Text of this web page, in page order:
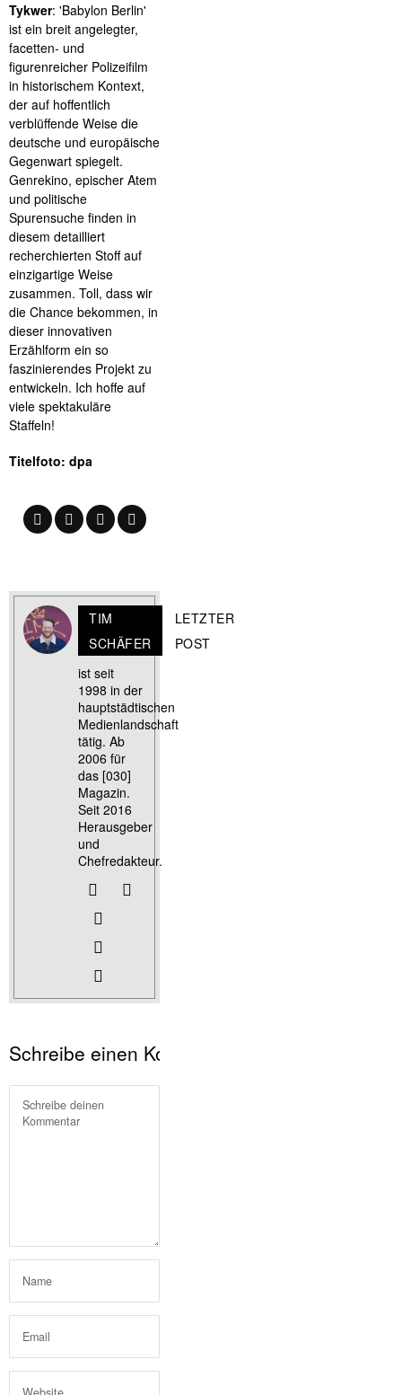
Tykwer: 'Babylon Berlin'
ist ein breit angelegter,
facetten- und
figurenreicher Polizeifilm
in historischem Kontext,
der auf hoffentlich
verblüffende Weise die
deutsche und europäische
Gegenwart spiegelt.
Genrekino, epischer Atem
und politische
Spurensuche finden in
diesem detailliert
recherchierten Stoff auf
einzigartige Weise
zusammen. Toll, dass wir
die Chance bekommen, in
dieser innovativen
Erzählform ein so
faszinierendes Projekt zu
entwickeln. Ich hoffe auf
viele spektakuläre
Staffeln!
Titelfoto: dpa
TIM
SCHÄFER
LETZTER
POST
ist seit
1998 in der
hauptstädtischen
Medienlandschaft
tätig. Ab
2006 für
das [030]
Magazin.
Seit 2016
Herausgeber
und
Chefredakteur.
Schreibe einen Kommentar